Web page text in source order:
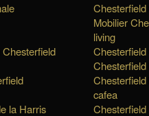
la Harris
Mobilier
living
Chesterfield
cafea